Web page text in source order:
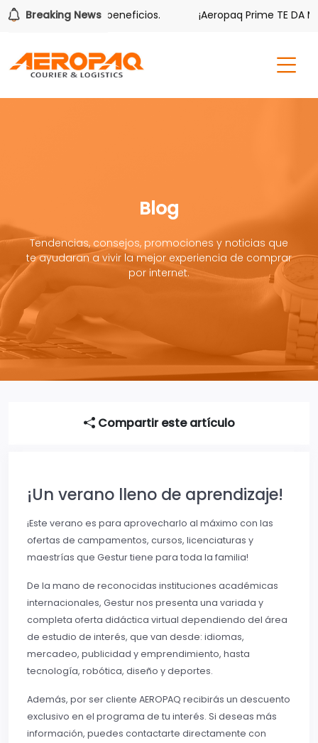
Breaking News
tiene sus beneficios. ¡Aeropaq Prime TE DA MÁS!
Blog
Tendencias, consejos, promociones y noticias que
te ayudaran a vivir la mejor experiencia de comprar
por internet.
Compartir este artículo
¡Un verano lleno de aprendizaje!
¡Este verano es para aprovecharlo al máximo con las
ofertas de campamentos, cursos, licenciaturas y
maestrías que Gestur tiene para toda la familia!
De la mano de reconocidas instituciones académicas
internacionales, Gestur nos presenta una variada y
completa oferta didáctica virtual dependiendo del área
de estudio de interés, que van desde: idiomas,
mercadeo, publicidad y emprendimiento, hasta
tecnología, robótica, diseño y deportes.
Además, por ser cliente AEROPAQ recibirás un descuento
exclusivo en el programa de tu interés. Si deseas más
información, puedes contactarte directamente con